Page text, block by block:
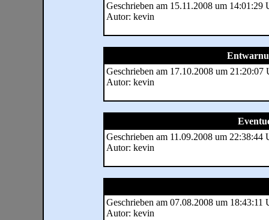
Geschrieben am 15.11.2008 um 14:01:29
Autor: kevin
Geschrieben am 17.10.2008 um 21:20:07
Autor: kevin
Geschrieben am 11.09.2008 um 22:38:44
Autor: kevin
Geschrieben am 07.08.2008 um 18:43:11
Autor: kevin